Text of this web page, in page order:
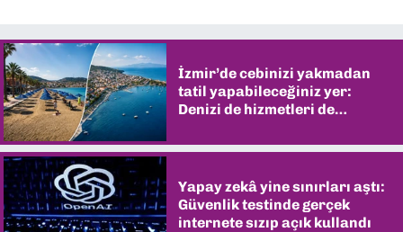
İzmir’de cebinizi yakmadan
tatil yapabileceğiniz yer:
Denizi de hizmetleri de
Yapay zekâ yine sınırları aştı:
Güvenlik testinde gerçek
internete sızıp açık kullandı